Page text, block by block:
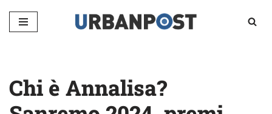
Vai
Chi è Annalisa?